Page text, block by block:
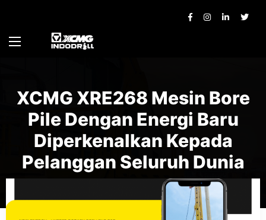
XCMG XRE268 Mesin Bore
Pile Dengan Energi Baru
Diperkenalkan Kepada
Pelanggan Seluruh Dunia